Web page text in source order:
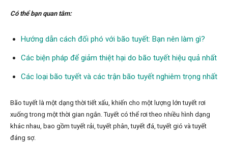
Có thể bạn quan tâm:
Hướng dẫn cách đối phó với bão tuyết: Bạn nên làm gì?
Các biện pháp để giảm thiệt hại do bão tuyết hiệu quả nhất
Các loại bão tuyết và các trận bão tuyết nghiêm trọng nhất
Bão tuyết là một dạng thời tiết xấu, khiến cho một lượng lớn tuyết rơi
xuống trong một thời gian ngắn. Tuyết có thể rơi theo nhiều hình dạng
khác nhau, bao gồm tuyết rải, tuyết phân, tuyết đá, tuyết gió và tuyết
đáng sợ.